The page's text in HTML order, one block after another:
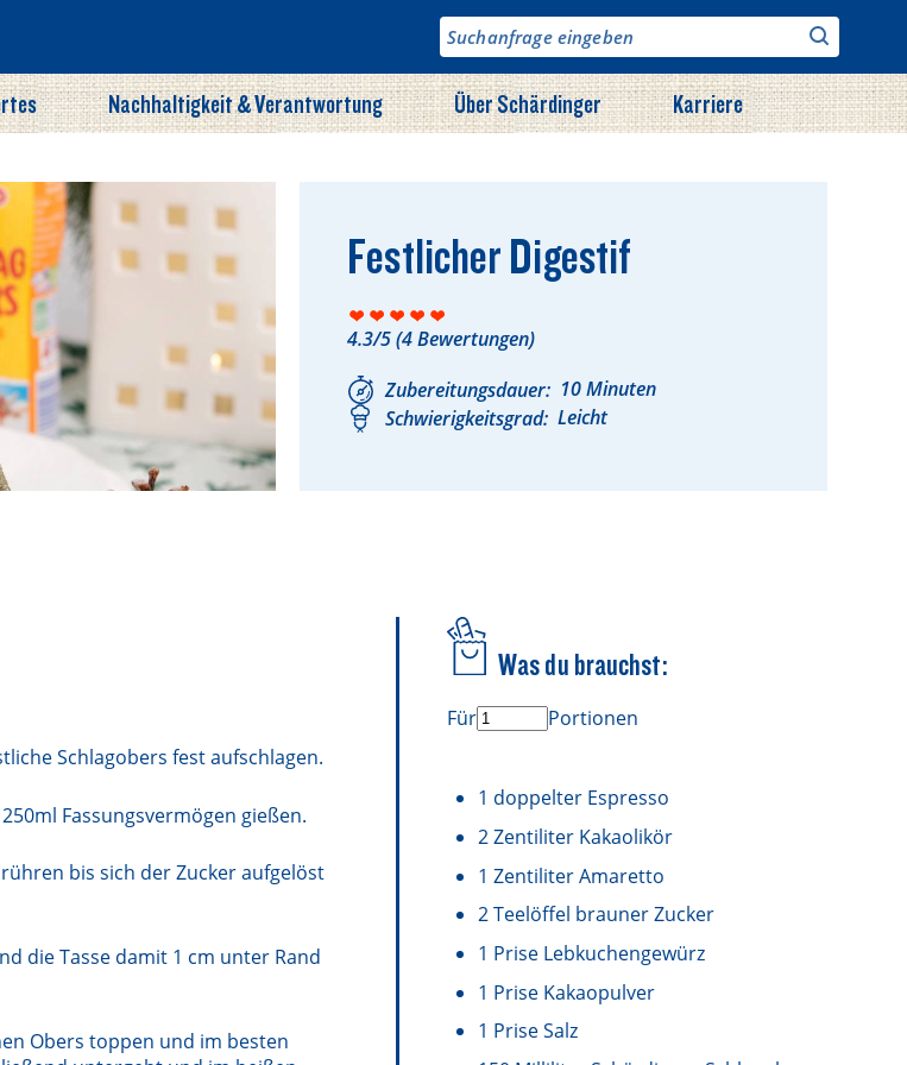
Nachhaltigkeit & Verantwortung Über Schärdinger Karriere
Festlicher Digestif
4.3/5(4Bewertungen)
Zubereitungsdauer
10 Minuten
Schwierigkeitsgrad Leicht
Was du brauchst:
Für Portionen
1 doppelter Espresso
2Zentiliter Kakaolikör
1 ZentiliterAmaretto
2Teelöffel brauner Zucker
1 Prise Lebkuchengewürz
1 Prise Kakaopulver
1 PriseSalz
Schlagobers fest aufschlagen.
Fassungsvermögen gießen.
bis sich der Zucker aufgelöst
die Tasse damit 1 cm unter Rand
Obers toppen und im besten